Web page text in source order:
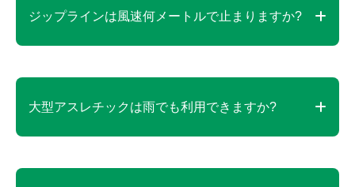
ジップラインは風速何メートルで止まりますか?
風向きにもよりますが、風速10メートル前後を判断
大型アスレチックは雨でも利用できますか?
雨天でも利用可能です。